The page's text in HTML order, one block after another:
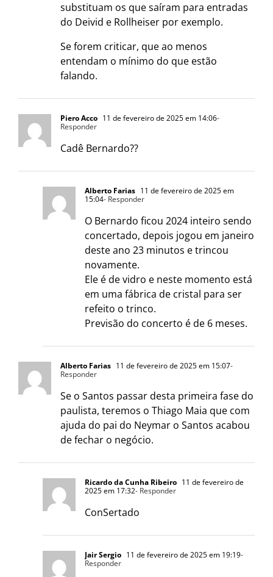
substituam os que saíram para entradas
do Deivid e Rollheiser por exemplo.
Se forem criticar, que ao menos
entendam o mínimo do que estão
falando.
Piero Acco 11 de fevereiro de 2025 em 14:06-
Responder
Cadê Bernardo??
Alberto Farias 11 de fevereiro de 2025 em
15:04- Responder
O Bernardo ficou 2024 inteiro sendo
concertado, depois jogou em janeiro
deste ano 23 minutos e trincou
novamente.
Ele é de vidro e neste momento está
em uma fábrica de cristal para ser
refeito o trinco.
Previsão do concerto é de 6 meses.
Alberto Farias 11 de fevereiro de 2025 em 15:07-
Responder
Se o Santos passar desta primeira fase do
paulista, teremos o Thiago Maia que com
ajuda do pai do Neymar o Santos acabou
de fechar o negócio.
Ricardo da Cunha Ribeiro 11 de fevereiro de
2025 em 17:32- Responder
ConSertado
Jair Sergio 11 de fevereiro de 2025 em 19:19-
Responder